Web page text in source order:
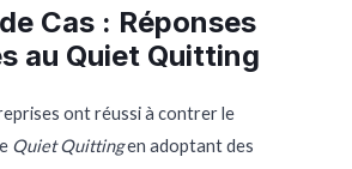
Cas : Réponses
au Quiet Quitting
ont réussi à contrer le
Quiet Quittingen adoptant des